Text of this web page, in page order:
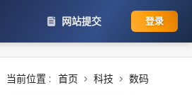
网站提交 登录
当前位置 : 首页 科技 数码